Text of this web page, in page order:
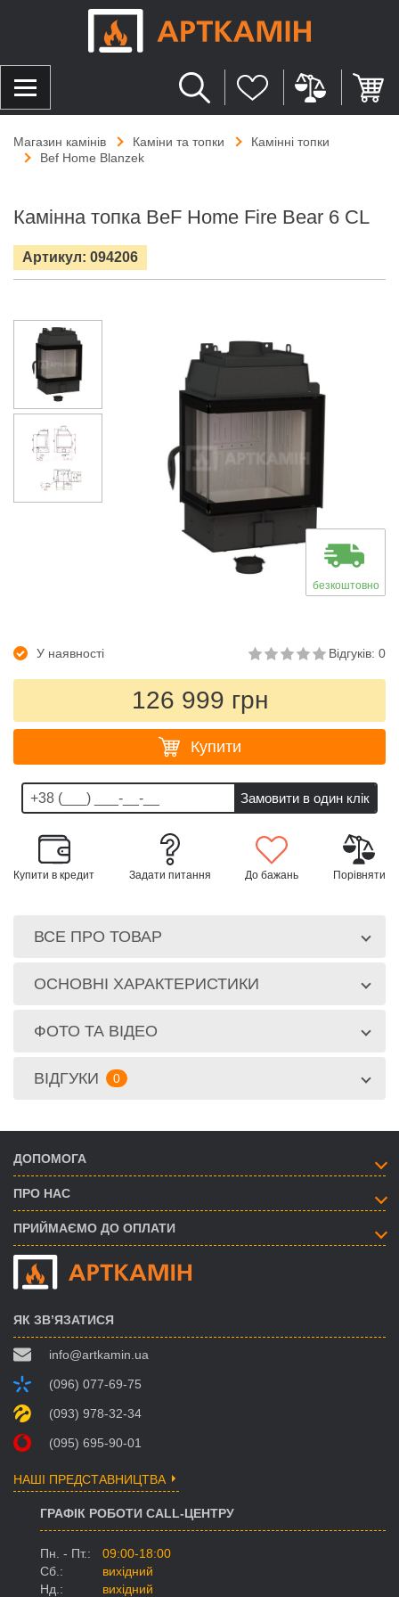
Магазин камінів Каміни та топки
Камінні топки
Bef Home Blanzek
Камінна топка BeF Home Fire Bear 6 CL
Артикул: 094206
безкоштовно
У наявності Відгуків: 0
126 999 грн
Купити
Купити в кредит Задати питання До бажань Порівняти
ВСЕ ПРО ТОВАР
ОСНОВНІ ХАРАКТЕРИСТИКИ
ФОТО ТА ВІДЕО
ВІДГУКИ 0
ДОПОМОГА
ПРО НАС
ПРИЙМАЄМО ДО ОПЛАТИ
ЯК ЗВ’ЯЗАТИСЯ
info@artkamin.ua
(096) 077-69-75
(093) 978-32-34
(095) 695-90-01
НАШІ ПРЕДСТАВНИЦТВА
ГРАФІК РОБОТИ CALL-ЦЕНТРУ
Пн. - Пт.:
09:00-18:00
Сб.:
вихідний
Нд.:
вихідний